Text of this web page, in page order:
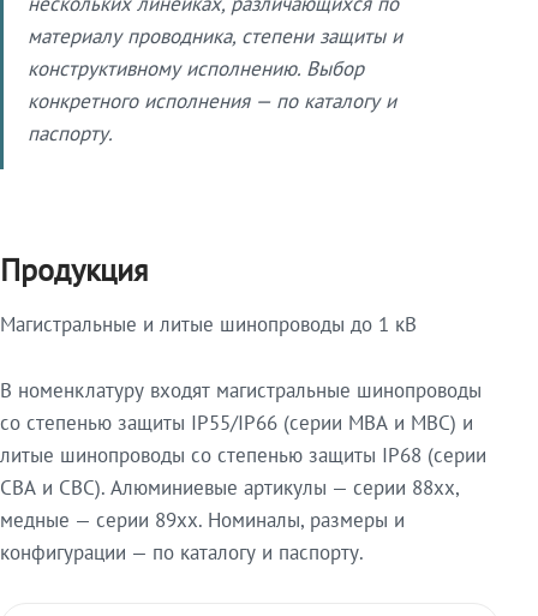
материалу проводника, степени защиты и
конструктивному исполнению. Выбор
конкретного исполнения — по каталогу и
паспорту.
Продукция
Магистральные и литые шинопроводы до 1 кВ
В номенклатуру входят магистральные шинопроводы
со степенью защиты IP55/IP66 (серии МВА и МВС) и
литые шинопроводы со степенью защиты IP68 (серии
СВА и СВС). Алюминиевые артикулы — серии 88xx,
медные — серии 89xx. Номиналы, размеры и
конфигурации — по каталогу и паспорту.